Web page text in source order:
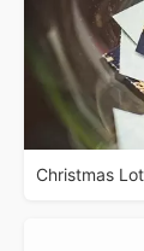
Christmas